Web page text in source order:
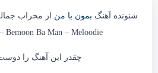
شنونده آهنگ بمون با من از محراب
Bemoon Ba Man – Meloodie
چقدر این آهنگ را